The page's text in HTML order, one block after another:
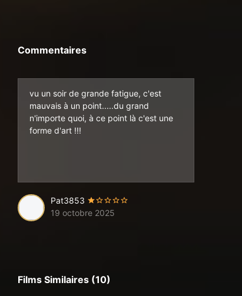
Commentaires
vu un soir de grande fatigue, c'est
mauvais à un point.....du grand
n'importe quoi, à ce point là c'est une
forme d'art !!!
Pat3853
19 octobre 2025
Films Similaires (10)